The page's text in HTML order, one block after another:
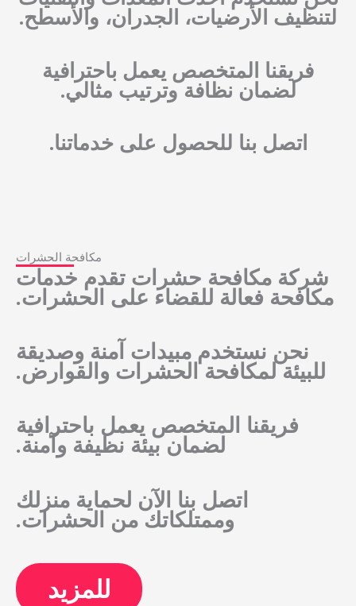
لتنظيف الأرضيات، الجدران، والأسطح.
فريقنا المتخصص يعمل باحترافية
لضمان نظافة وترتيب مثالي.
اتصل بنا للحصول على خدماتنا.
مكافحة الحشرات
شركة مكافحة حشرات تقدم خدمات
مكافحة فعالة للقضاء على الحشرات.
نحن نستخدم مبيدات آمنة وصديقة
للبيئة لمكافحة الحشرات والقوارض.
فريقنا المتخصص يعمل باحترافية
لضمان بيئة نظيفة وآمنة.
اتصل بنا الآن لحماية منزلك
وممتلكاتك من الحشرات.
للمزيد